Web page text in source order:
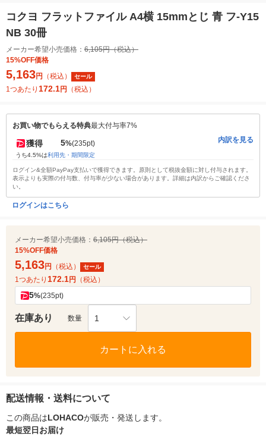
コクヨ フラットファイル A4横 15mmとじ 青 フ-Y15
NB 30冊
メーカー希望小売価格： 6,105円（税込）
15%OFF価格
5,163円 （税込） セール
1つあたり 172.1円 （税込）
お買い物でもらえる特典最大付与率7%
獲得 5%(235pt)
うち4.5%は利用先・期間限定
内訳を見る
ログイン&全額PayPay支払いで獲得できます。原則として税抜金額に対し付与されます。
表示よりも実際の付与数、付与率が少ない場合があります。詳細は内訳からご確認くださ
い。
ログインはこちら
メーカー希望小売価格： 6,105円（税込）
15%OFF価格
5,163円 （税込） セール
1つあたり 172.1円 （税込）
5%(235pt)
在庫あり 数量 1
カートに入れる
配送情報・送料について
この商品はLOHACOが販売・発送します。
最短翌日お届け